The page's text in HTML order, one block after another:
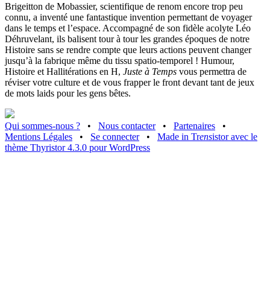
Brigeitton de Mobassier, scientifique de renom encore trop peu
connu, a inventé une fantastique invention permettant de voyager
dans le temps et l’espace. Accompagné de son fidèle acolyte Léo
Déhruvelant, ils balisent tour à tour les grandes époques de notre
Histoire sans se rendre compte que leurs actions peuvent changer
jusqu’à la fabrique même du tissu spatio-temporel ! Humour,
Histoire et Hallitérations en H, Juste à Temps vous permettra de
réviser votre culture et de vous frapper le front devant tant de jeux
de mots laids pour les gens bêtes.
Qui sommes-nous ? • Nous contacter • Partenaires
•
Mentions Légales
• Se connecter • Made in Trensistor avec le
thème Thyristor 4.3.0 pour WordPress